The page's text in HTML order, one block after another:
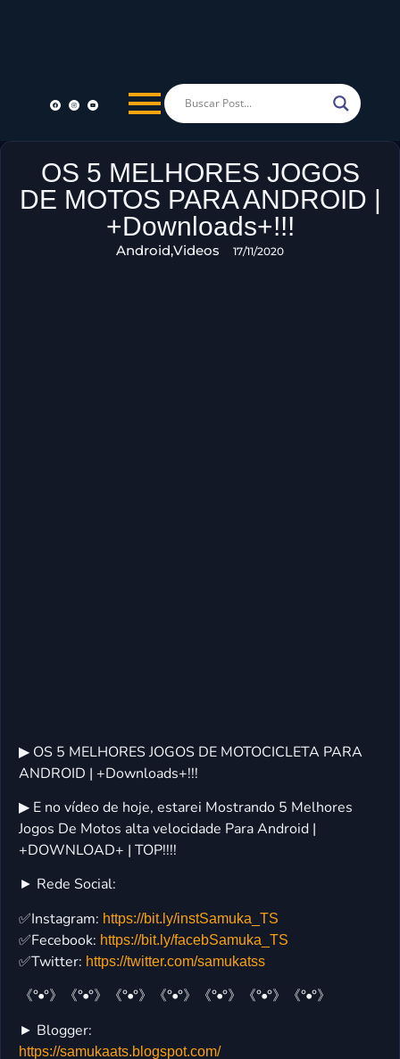
OS 5 MELHORES JOGOS
DE MOTOS PARA ANDROID |
+Downloads+!!!
Android,Videos 17/11/2020
▶ OS 5 MELHORES JOGOS DE MOTOCICLETA PARA
ANDROID | +Downloads+!!!
▶ E no vídeo de hoje, estarei Mostrando 5 Melhores
Jogos De Motos alta velocidade Para Android |
+DOWNLOAD+ | TOP!!!!
► Rede Social:
✅Instagram: https://bit.ly/instSamuka_TS
✅Fecebook: https://bit.ly/facebSamuka_TS
✅Twitter: https://twitter.com/samukatss
《°•°》《°•°》《°•°》《°•°》《°•°》《°•°》《°•°》
► Blogger:
https://samukaats.blogspot.com/